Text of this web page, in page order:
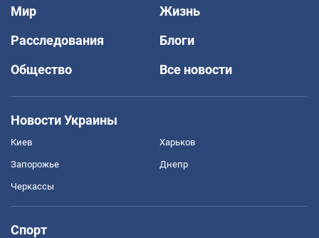
Мир
Жизнь
Расследования
Блоги
Общество
Все новости
Новости Украины
Киев Харьков
Запорожье Днепр
Черкассы
Спорт